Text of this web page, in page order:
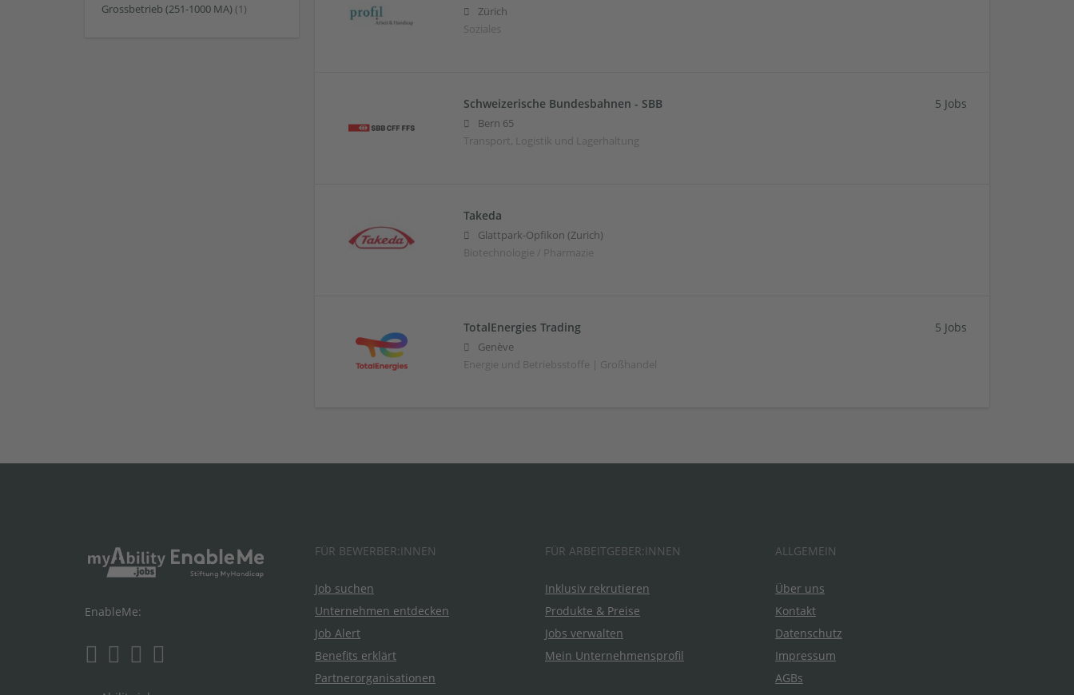
Grossbetrieb (251-1000 MA) (1)
Zürich
Soziales
Schweizerische Bundesbahnen - SBB
Bern 65
Transport, Logistik und Lagerhaltung
5 Jobs
Takeda
Glattpark-Opfikon (Zurich)
Biotechnologie / Pharmazie
TotalEnergies Trading
Genève
Energie und Betriebsstoffe | Großhandel
5 Jobs
EnableMe:
FÜR BEWERBER:INNEN
Job suchen
Unternehmen entdecken
Job Alert
Benefits erklärt
Partnerorganisationen
FÜR ARBEITGEBER:INNEN
Inklusiv rekrutieren
Produkte & Preise
Jobs verwalten
Mein Unternehmensprofil
ALLGEMEIN
Über uns
Kontakt
Datenschutz
Impressum
AGBs